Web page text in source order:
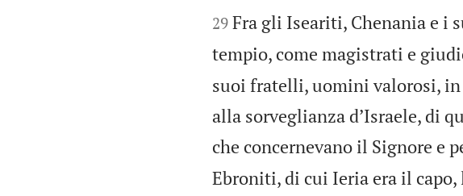


29 Fra gli Iseariti, Chenania e i
tempio, come magistrati e
suoi fratelli, uomini valorosi,
alla sorveglianza d’Israele, di
che concernevano il Signore e
Ebroniti, di cui Ieria era il capo,